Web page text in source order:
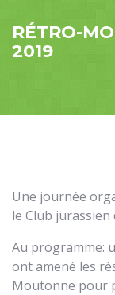
RÉTRO-
2019
Une journée
le Club jurassien
Au programme:
ont amené les
Moutonne pour